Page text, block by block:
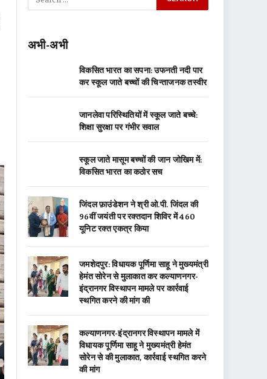
अभी-अभी
विकसित भारत का सपना: उफनती नदी पार
कर स्कूल जाते बच्चों की चिन्ताजनक तस्वीर
जानलेवा परिस्थितियों में स्कूल जाते बच्चे:
शिक्षा सुरक्षा पर गंभीर सवाल
स्कूल जाते मासूम बच्चों की जान जोखिम में:
विकसित भारत का कठोर सच
जिंदल फ़ाउंडेशन ने श्री ओ.पी. जिंदल की
96वीं जयंती पर रक्तदान शिविर में 460
यूनिट रक्त एकत्र किया
जमशेदपुर: विधायक पूर्णिमा साहू ने मुख्यमंत्री
हेमंत सोरेन से मुलाकात कर कल्याणनगर-
इंद्रानगर विस्थापन मामले पर कार्रवाई
स्थगित करने की मांग की
कल्याणनगर-इंद्रानगर विस्थापन मामले में
विधायक पूर्णिमा साहू ने मुख्यमंत्री हेमंत
सोरेन से की मुलाकात, कार्रवाई स्थगित करने
की मांग